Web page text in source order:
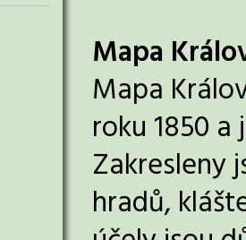
Mapa
Mapa
roku 1850
Zakresleny
hradů,